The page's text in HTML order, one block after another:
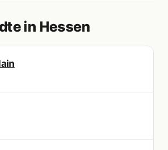
in Hessen